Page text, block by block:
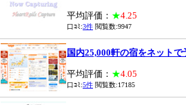
平均評価： ★4.25
口ｺﾐ:3件 閲覧数:9947
国内25,000軒の宿をネットで
平均評価： ★4.05
口ｺﾐ:5件 閲覧数:17185